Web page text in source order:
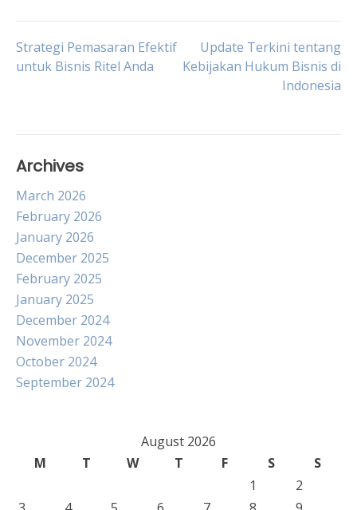
Post
Strategi Pemasaran Efektif
untuk Bisnis Ritel Anda
Update Terkini tentang
Kebijakan Hukum Bisnis di
Indonesia
Archives
March 2026
February 2026
January 2026
December 2025
February 2025
January 2025
December 2024
November 2024
October 2024
September 2024
August 2026
M
T W T F S
S
1
2